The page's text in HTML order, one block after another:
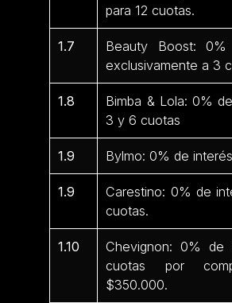
para 12 cuotas.
1.7
Beauty Boost:
exclusivamente a 3
1.8
Bimba & Lola: 0%
3 y 6 cuotas
1.9 Bylmo: 0% de
1.9
Carestino: 0% de
cuotas.
1.10
Chevignon: 0%
cuotas por
$350.000.